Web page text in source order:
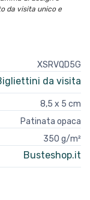
da visita unico e
XSRVQD5G
da visita
8,5 x 5 cm
Patinata opaca
350 g/m²
Busteshop.it